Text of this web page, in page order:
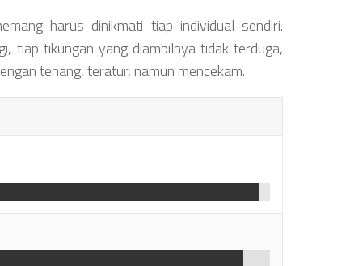
harus dinikmati tiap individual sendiri.
tiap tikungan yang diambilnya tidak terduga,
tenang, teratur, namun mencekam.